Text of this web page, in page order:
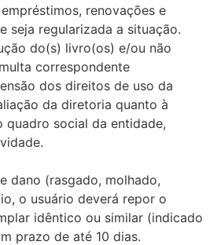
renovações e
seja regularizada a situação.
do(s) livro(os) e/ou não
correspondente
dos direitos de uso da
da diretoria quanto à
quadro social da entidade,
dano (rasgado, molhado,
o usuário deverá repor o
idêntico ou similar (indicado
prazo de até 10 dias.